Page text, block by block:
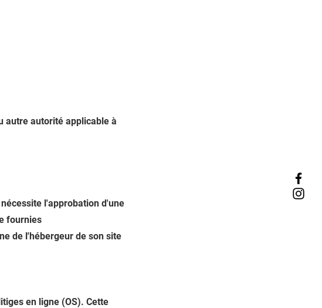
autre autorité applicable à
l'approbation d'une
fournies
de l'hébergeur de son site
en ligne (OS). Cette